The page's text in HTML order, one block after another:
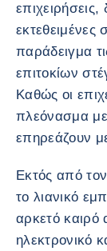
επιχειρήσεις,
εκτεθειμένες
παράδειγμα
επιτοκίων
Καθώς οι
πλεόνασμα
επηρεάζουν
Εκτός από
το λιανικό
αρκετό
ηλεκτρονικό